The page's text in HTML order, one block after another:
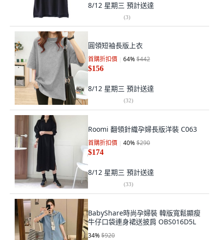
8/12 星期三 預計送達
(3)
圓領短袖長版上衣
首購折扣價 64%$442
$156
8/12 星期三 預計送達
(32)
Roomi 翻領針織孕婦長版洋裝 C063
首購折扣價 40%$290
$174
8/12 星期三 預計送達
(33)
BabyShare時尚孕婦裝 韓版寬鬆顯瘦
牛仔口袋連身裙送披肩 OBS016D5L
34%$920